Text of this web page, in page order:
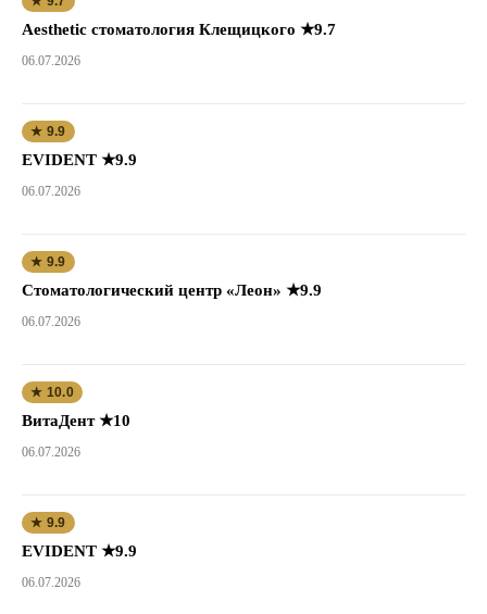
Aesthetic стоматология Клещицкого ★9.7
06.07.2026
★ 9.9
EVIDENT ★9.9
06.07.2026
★ 9.9
Стоматологический центр «Леон» ★9.9
06.07.2026
★ 10.0
ВитаДент ★10
06.07.2026
★ 9.9
EVIDENT ★9.9
06.07.2026